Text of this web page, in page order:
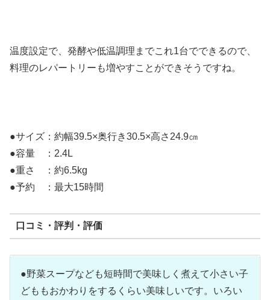
温度設定で、発酵や低温調理までこれ1台でできるので、
料理のレパートリーも増やすことができそうですね。
●サイズ：約幅39.5×奥行き30.5×高さ24.9㎝
●容量 ：2.4L
●重さ ：約6.5kg
●予約 ：最大15時間
口コミ・評判・評価
●野菜スープなども短時間で美味しく煮えて小さい子
どももおかわりをするくらい美味しいです。いろい